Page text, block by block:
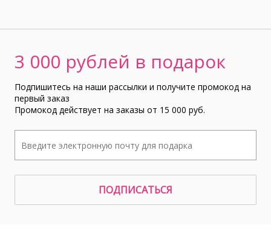
3 000 рублей в подарок
Подпишитесь на наши рассылки и получите промокод на
первый заказ
Промокод действует на заказы от 15 000 руб.
ПОДПИСАТЬСЯ